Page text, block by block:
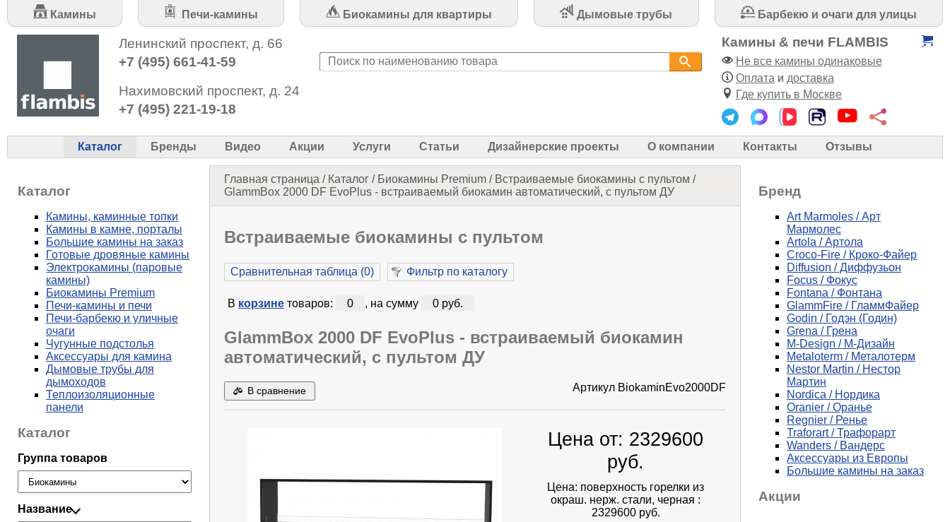
Камины Печи-камины Биокамины для квартиры Дымовые трубы Барбекю и очаги для улицы
Ленинский проспект, д. 66
+7 (495) 661-41-59
Нахимовский проспект, д. 24
+7 (495) 221-19-18
Камины & печи FLAMBIS
Не все камины одинаковые
Оплата и доставка
Где купить в Москве
Каталог Бренды Видео Акции Услуги Статьи Дизайнерские проекты О компании Контакты Отзывы
Главная страница / Каталог / Биокамины Premium / Встраиваемые биокамины с пультом /
GlammBox 2000 DF EvoPlus - встраиваемый биокамин автоматический, с пультом ДУ
Встраиваемые биокамины с пультом
Сравнительная таблица (0) Фильтр по каталогу
В корзинетоваров: 0 , на сумму 0 руб.
GlammBox 2000 DF EvoPlus - встраиваемый биокамин
автоматический, с пультом ДУ
В сравнение Артикул BiokaminEvo2000DF
Цена от: 2329600
руб.
Цена: поверхность горелки из
окраш. нерж. стали, черная :
2329600 руб.
Каталог
Камины, каминные топки
Камины в камне, порталы
Большие камины на заказ
Готовые дровяные камины
Электрокамины (паровые
камины)
Биокамины Premium
Печи-камины и печи
Печи-барбекю и уличные
очаги
Чугунные подстолья
Аксессуары для камина
Дымовые трубы для
дымоходов
Теплоизоляционные
панели
Каталог
Группа товаров
Название
Бренд
Art Marmoles / Арт
Мармолес
Artola / Артола
Croco-Fire / Кроко-Файер
Diffusion / Диффузьон
Focus / Фокус
Fontana / Фонтана
GlammFire / ГламмФайер
Godin / Годэн (Годин)
Grena / Грена
M-Design / М-Дизайн
Metaloterm / Металотерм
Nestor Martin / Нестор
Мартин
Nordica / Нордика
Oranier / Оранье
Regnier / Ренье
Traforart / Трафорарт
Wanders / Вандерс
Аксессуары из Европы
Большие камины на заказ
Акции